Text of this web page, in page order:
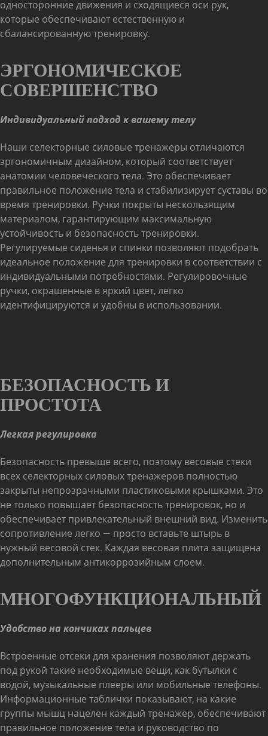
односторонние движения и сходящиеся оси рук,
которые обеспечивают естественную и
сбалансированную тренировку.
ЭРГОНОМИЧЕСКОЕ
СОВЕРШЕНСТВО
Индивидуальный подход к вашему телу
Наши селекторные силовые тренажеры отличаются
эргономичным дизайном, который соответствует
анатомии человеческого тела. Это обеспечивает
правильное положение тела и стабилизирует суставы во
время тренировки. Ручки покрыты нескользящим
материалом, гарантирующим максимальную
устойчивость и безопасность тренировки.
Регулируемые сиденья и спинки позволяют подобрать
идеальное положение для тренировки в соответствии с
индивидуальными потребностями. Регулировочные
ручки, окрашенные в яркий цвет, легко
идентифицируются и удобны в использовании.
БЕЗОПАСНОСТЬ И
ПРОСТОТА
Легкая регулировка
Безопасность превыше всего, поэтому весовые стеки
всех селекторных силовых тренажеров полностью
закрыты непрозрачными пластиковыми крышками. Это
не только повышает безопасность тренировок, но и
обеспечивает привлекательный внешний вид. Изменить
сопротивление легко — просто вставьте штырь в
нужный весовой стек. Каждая весовая плита защищена
дополнительным антикоррозийным слоем.
МНОГОФУНКЦИОНАЛЬНЫЙ
Удобство на кончиках пальцев
Встроенные отсеки для хранения позволяют держать
под рукой такие необходимые вещи, как бутылки с
водой, музыкальные плееры или мобильные телефоны.
Информационные таблички показывают, на какие
группы мышц нацелен каждый тренажер, обеспечивают
правильное положение тела и руководство по